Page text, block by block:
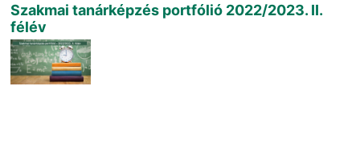
Szakmai tanárképzés portfólió 2022/2023. II.
félév